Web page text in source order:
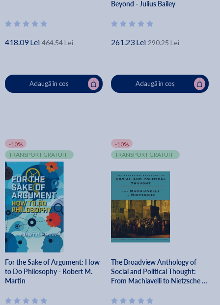
418.09 Lei 464.54 Lei
Adaugă în coș
Beyond - Julius Bailey
261.23 Lei 290.25 Lei
Adaugă în coș
-10%
TRANSPORT GRATUIT
For the Sake of Argument: How
to Do Philosophy - Robert M.
Martin
-10%
TRANSPORT GRATUIT
The Broadview Anthology of
Social and Political Thought:
From Machiavelli to Nietzsche -